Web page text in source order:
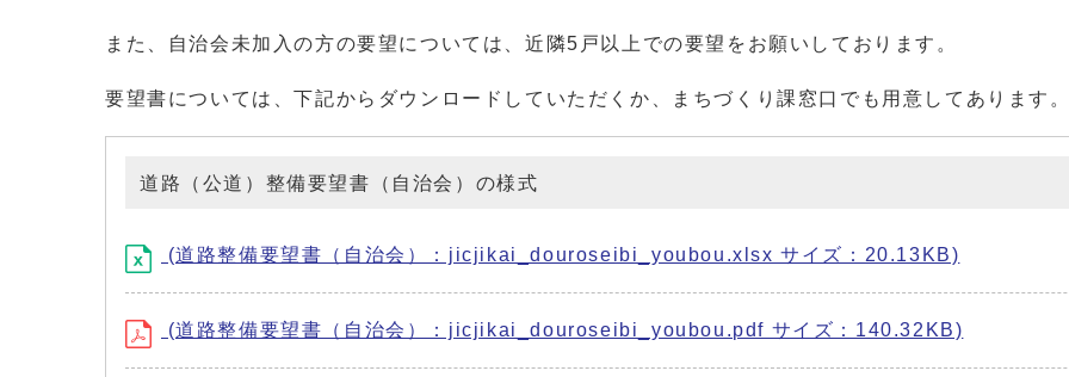
また、自治会未加入の方の要望については、近隣5戸以上での要望をお願いしております。
要望書については、下記からダウンロードしていただくか、まちづくり課窓口でも用意してあります
道路（公道）整備要望書（自治会）の様式
(道路整備要望書（自治会）：jicjikai_douroseibi_youbou.xlsx サイズ：20.13KB)
(道路整備要望書（自治会）：jicjikai_douroseibi_youbou.pdf サイズ：140.32KB)